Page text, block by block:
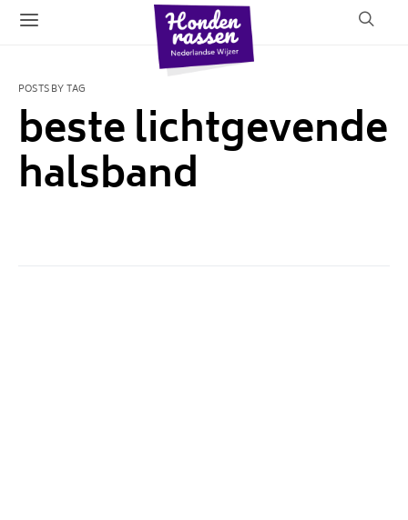
POSTS BY TAG
beste lichtgevende
halsband